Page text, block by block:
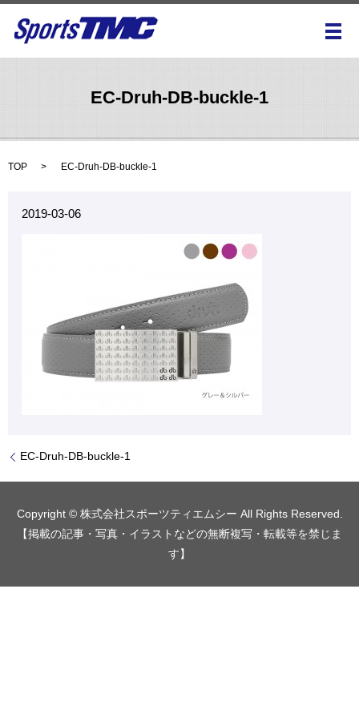
メ
EC-Druh-DB-buckle-1
TOP EC-Druh-DB-buckle-1
2019-03-06
EC-Druh-DB-buckle-1
Copyright © 株式会社スポーツティエムシー All Rights Reserved.
【掲載の記事・写真・イラストなどの無断複写・転載等を禁じま
す】